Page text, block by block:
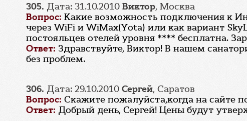
305. Дата: 31.10.2010 Виктор, Москва
Вопрос: Какие возможность подключения к
через WiFi и WiMax(Yota) или как вариант
постояльцев отелей уровня **** бесплатна.
Ответ: Здравствуйте, Виктор! В нашем
без проблем.
306. Дата: 29.10.2010 Сергей, Саратов
Вопрос: Скажите пожалуйста,когда на сайте
Ответ: Добрый день, Сергей! Цены будут